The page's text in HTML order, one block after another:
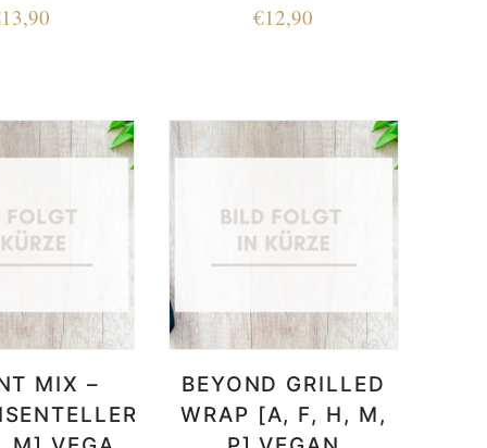
13,90 €12,90
MIX –
BEYOND GRILLED
WRAP [A, F, H, M,